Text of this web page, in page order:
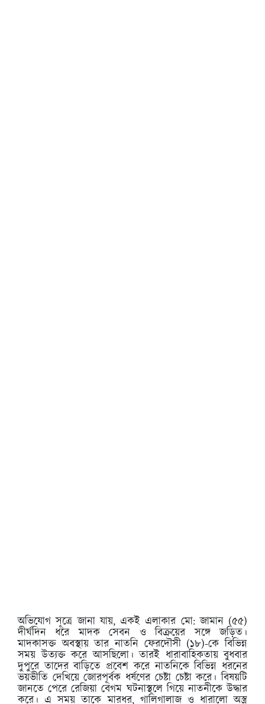
অভিযোগ সূত্রে জানা যায়, একই এলাকার মো: জামান (৫৫)
দীর্ঘদিন ধরে মাদক সেবন ও বিক্রয়ের সঙ্গে জড়িত।
মাদকাসক্ত অবস্থায় তার নাতনি ফেরদৌসী (১৮)-কে বিভিন্ন
সময় উত্যক্ত করে আসছিলো। তারই ধারাবাহিকতায় বুধবার
দুপুরে তাদের বাড়িতে প্রবেশ করে নাতনিকে বিভিন্ন ধরনের
ভয়ভীতি দেখিয়ে জোরপূর্বক ধর্ষণের চেষ্টা চেষ্টা করে। বিষয়টি
জানতে পেরে রেজিয়া বেগম ঘটনাস্থলে গিয়ে নাতনীকে উদ্ধার
করে। এ সময় তাকে মারধর, গালিগালাজ ও ধারালো অস্ত্র